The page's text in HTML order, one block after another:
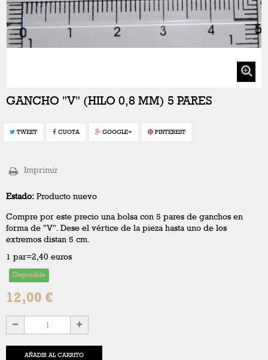
GANCHO "V" (HILO 0,8 MM) 5 PARES
TWEET CUOTA GOOGLE+ PINTEREST
Imprimir
Estado: Producto nuevo
Compre por este precio una bolsa con 5 pares de ganchos en
forma de "V". Dese el vértice de la pieza hasta uno de los
extremos distan 5 cm.
1 par=2,40 euros
Disponible
12,00 €
AÑADIR AL CARRITO